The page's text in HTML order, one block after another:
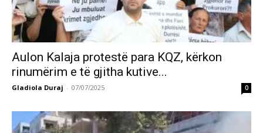
Aulon Kalaja protestë para KQZ, kërkon
rinumërim e të gjitha kutive...
Gladiola Duraj - 07/07/2025 0